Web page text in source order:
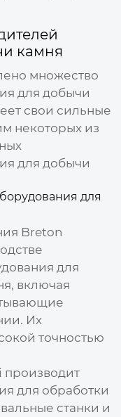
камня
множество
для добычи
свои сильные
некоторых из
для добычи
для
Breton
для
включая
Их
точностью
производит
для обработки
станки и